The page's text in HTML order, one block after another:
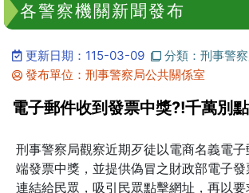
各警察機關新聞發布
更新日期：115-03-09
分類：刑事警
發布單位：刑事警察局公共關係室
電子郵件收到發票中獎?!千萬別
刑事警察局觀察近期歹徒以電商名義電
端發票中獎，並提供偽冒之財政部電子
連結給民眾，吸引民眾點擊網址，再以